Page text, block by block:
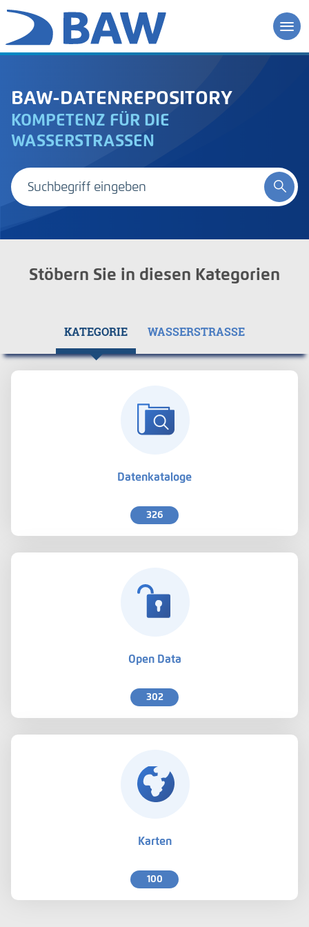
BAW-DATENREPOSITORY
KOMPETENZ FÜR DIE
WASSERSTRASSEN
Stöbern Sie in diesen Kategorien
KATEGORIE WASSERSTRASSE
Datenkataloge
326
Open Data
302
Karten
100